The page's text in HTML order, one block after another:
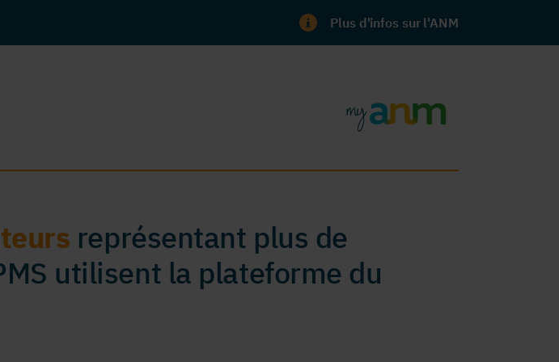
Plus d'infos sur l'ANM
représentant plus de
utilisent la plateforme du